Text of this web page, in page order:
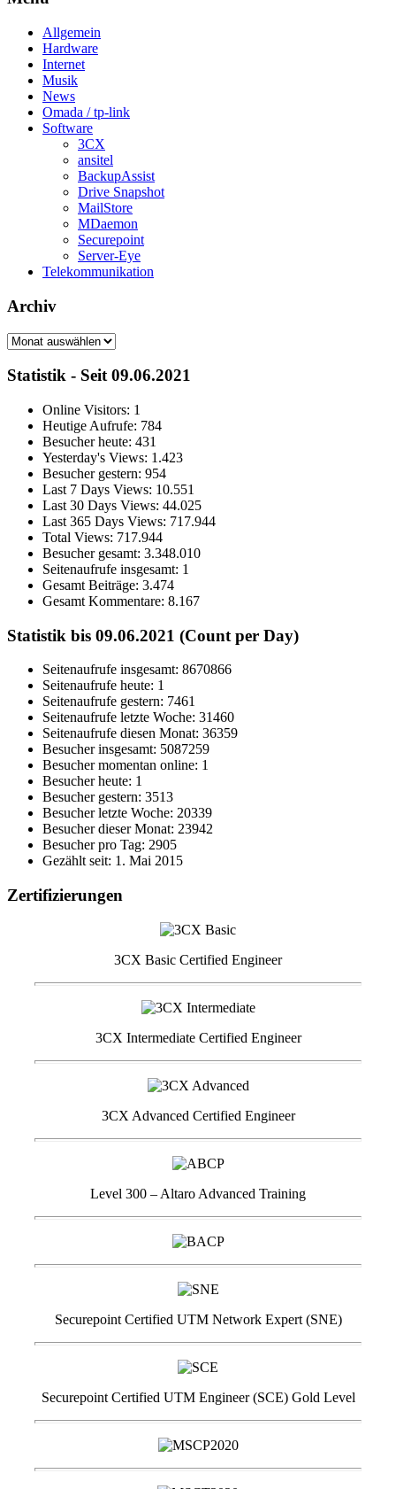
Allgemein
Hardware
Internet
Musik
News
Omada / tp-link
Software
3CX
ansitel
BackupAssist
Drive Snapshot
MailStore
MDaemon
Securepoint
Server-Eye
Telekommunikation
Archiv
Archiv
Statistik - Seit 09.06.2021
Online Visitors: 1
Heutige Aufrufe: 784
Besucher heute: 431
Yesterday's Views: 1.423
Besucher gestern: 954
Last 7 Days Views: 10.551
Last 30 Days Views: 44.025
Last 365 Days Views: 717.944
Total Views: 717.944
Besucher gesamt: 3.348.010
Seitenaufrufe insgesamt: 1
Gesamt Beiträge: 3.474
Gesamt Kommentare: 8.167
Statistik bis 09.06.2021 (Count per Day)
Seitenaufrufe insgesamt: 8670866
Seitenaufrufe heute: 1
Seitenaufrufe gestern: 7461
Seitenaufrufe letzte Woche: 31460
Seitenaufrufe diesen Monat: 36359
Besucher insgesamt: 5087259
Besucher momentan online: 1
Besucher heute: 1
Besucher gestern: 3513
Besucher letzte Woche: 20339
Besucher dieser Monat: 23942
Besucher pro Tag: 2905
Gezählt seit: 1. Mai 2015
Zertifizierungen
3CX Basic Certified Engineer
3CX Intermediate Certified Engineer
3CX Advanced Certified Engineer
Level 300 – Altaro Advanced Training
Securepoint Certified UTM Network Expert (SNE)
Securepoint Certified UTM Engineer (SCE) Gold Level